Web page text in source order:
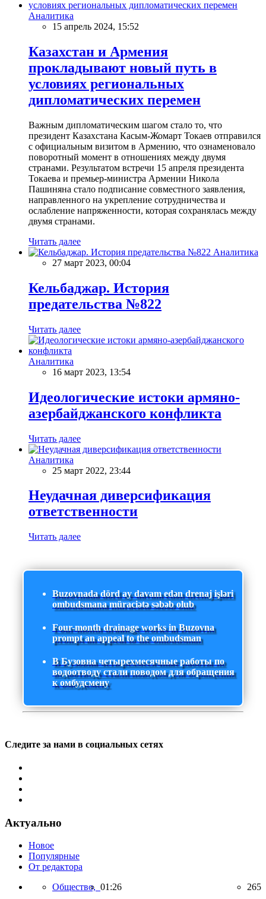
Аналитика
15 апрель 2024, 15:52
Казахстан и Армения
прокладывают новый путь в
условиях региональных
дипломатических перемен
Важным дипломатическим шагом стало то, что
президент Казахстана Касым-Жомарт Токаев отправился
с официальным визитом в Армению, что ознаменовало
поворотный момент в отношениях между двумя
странами. Результатом встречи 15 апреля президента
Токаева и премьер-министра Армении Никола
Пашиняна стало подписание совместного заявления,
направленного на укрепление сотрудничества и
ослабление напряженности, которая сохранялась между
двумя странами.
Читать далее
Аналитика
27 март 2023, 00:04
Кельбаджар. История
предательства №822
Читать далее
Аналитика
16 март 2023, 13:54
Идеологические истоки армяно-
азербайджанского конфликта
Читать далее
Аналитика
25 март 2022, 23:44
Неудачная диверсификация
ответственности
Читать далее
Buzovnada dörd ay davam edən drenaj işləri
ombudsmana müraciətə səbəb olub
Four-month drainage works in Buzovna
prompt an appeal to the ombudsman
В Бузовна четырехмесячные работы по
водоотводу стали поводом для обращения
к омбудсмену
Следите за нами в социальных сетях
Актуально
Новое
Популярные
От редактора
Общество, 01:26 265